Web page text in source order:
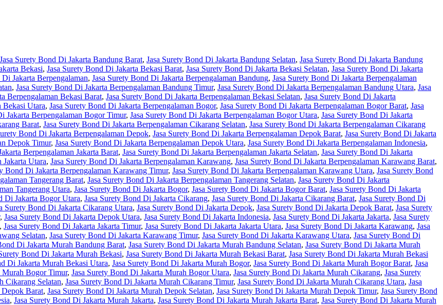
Jasa Surety Bond Di Jakarta Bandung Barat, Jasa Surety Bond Di Jakarta Bandung Selatan, Jasa Surety Bond Di Jakarta Bandung
Bekasi, Jasa Surety Bond Di Jakarta Bekasi Barat, Jasa Surety Bond Di Jakarta Bekasi Selatan, Jasa Surety Bond Di Jakarta
Jakarta Berpengalaman, Jasa Surety Bond Di Jakarta Berpengalaman Bandung, Jasa Surety Bond Di Jakarta Berpengalaman
, Jasa Surety Bond Di Jakarta Berpengalaman Bandung Timur, Jasa Surety Bond Di Jakarta Berpengalaman Bandung Utara, Jasa
Berpengalaman Bekasi Barat, Jasa Surety Bond Di Jakarta Berpengalaman Bekasi Selatan, Jasa Surety Bond Di Jakarta
Bekasi Utara, Jasa Surety Bond Di Jakarta Berpengalaman Bogor, Jasa Surety Bond Di Jakarta Berpengalaman Bogor Barat, Jasa
Jakarta Berpengalaman Bogor Timur, Jasa Surety Bond Di Jakarta Berpengalaman Bogor Utara, Jasa Surety Bond Di Jakarta
Barat, Jasa Surety Bond Di Jakarta Berpengalaman Cikarang Selatan, Jasa Surety Bond Di Jakarta Berpengalaman Cikarang
Bond Di Jakarta Berpengalaman Depok, Jasa Surety Bond Di Jakarta Berpengalaman Depok Barat, Jasa Surety Bond Di Jakarta
Depok Timur, Jasa Surety Bond Di Jakarta Berpengalaman Depok Utara, Jasa Surety Bond Di Jakarta Berpengalaman Indonesia,
Berpengalaman Jakarta Barat, Jasa Surety Bond Di Jakarta Berpengalaman Jakarta Selatan, Jasa Surety Bond Di Jakarta
Jakarta Utara, Jasa Surety Bond Di Jakarta Berpengalaman Karawang, Jasa Surety Bond Di Jakarta Berpengalaman Karawang Barat,
Bond Di Jakarta Berpengalaman Karawang Timur, Jasa Surety Bond Di Jakarta Berpengalaman Karawang Utara, Jasa Surety Bond
Tangerang Barat, Jasa Surety Bond Di Jakarta Berpengalaman Tangerang Selatan, Jasa Surety Bond Di Jakarta
Tangerang Utara, Jasa Surety Bond Di Jakarta Bogor, Jasa Surety Bond Di Jakarta Bogor Barat, Jasa Surety Bond Di Jakarta
Di Jakarta Bogor Utara, Jasa Surety Bond Di Jakarta Cikarang, Jasa Surety Bond Di Jakarta Cikarang Barat, Jasa Surety Bond Di
Surety Bond Di Jakarta Cikarang Utara, Jasa Surety Bond Di Jakarta Depok, Jasa Surety Bond Di Jakarta Depok Barat, Jasa Surety
, Jasa Surety Bond Di Jakarta Depok Utara, Jasa Surety Bond Di Jakarta Indonesia, Jasa Surety Bond Di Jakarta Jakarta, Jasa Surety
, Jasa Surety Bond Di Jakarta Jakarta Timur, Jasa Surety Bond Di Jakarta Jakarta Utara, Jasa Surety Bond Di Jakarta Karawang, Jasa
Selatan, Jasa Surety Bond Di Jakarta Karawang Timur, Jasa Surety Bond Di Jakarta Karawang Utara, Jasa Surety Bond Di
Di Jakarta Murah Bandung Barat, Jasa Surety Bond Di Jakarta Murah Bandung Selatan, Jasa Surety Bond Di Jakarta Murah
Bond Di Jakarta Murah Bekasi, Jasa Surety Bond Di Jakarta Murah Bekasi Barat, Jasa Surety Bond Di Jakarta Murah Bekasi
Di Jakarta Murah Bekasi Utara, Jasa Surety Bond Di Jakarta Murah Bogor, Jasa Surety Bond Di Jakarta Murah Bogor Barat, Jasa
Murah Bogor Timur, Jasa Surety Bond Di Jakarta Murah Bogor Utara, Jasa Surety Bond Di Jakarta Murah Cikarang, Jasa Surety
Cikarang Selatan, Jasa Surety Bond Di Jakarta Murah Cikarang Timur, Jasa Surety Bond Di Jakarta Murah Cikarang Utara, Jasa
Depok Barat, Jasa Surety Bond Di Jakarta Murah Depok Selatan, Jasa Surety Bond Di Jakarta Murah Depok Timur, Jasa Surety Bond
, Jasa Surety Bond Di Jakarta Murah Jakarta, Jasa Surety Bond Di Jakarta Murah Jakarta Barat, Jasa Surety Bond Di Jakarta Murah